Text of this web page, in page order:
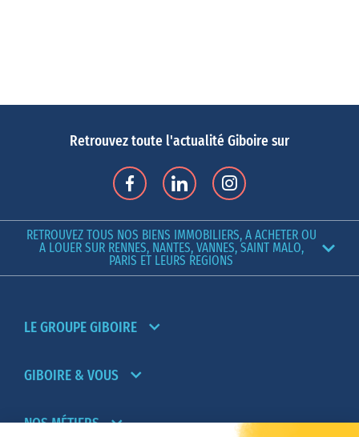
Retrouvez toute l'actualité Giboire sur
RETROUVEZ TOUS NOS BIENS IMMOBILIERS, A ACHETER OU
A LOUER SUR RENNES, NANTES, VANNES, SAINT MALO,
PARIS ET LEURS REGIONS
LE GROUPE GIBOIRE
GIBOIRE & VOUS
NOS MÉTIERS